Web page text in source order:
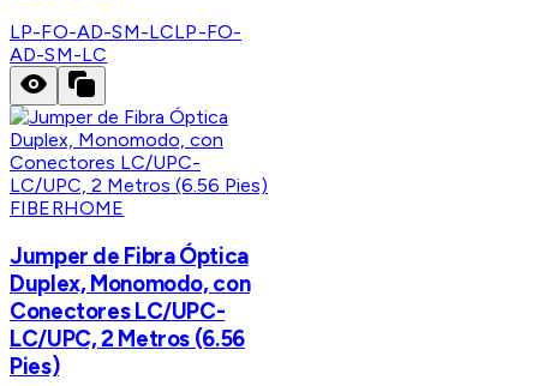
LP-FO-AD-SM-LCLP-FO-
AD-SM-LC
FIBERHOME
Jumper de Fibra Óptica
Duplex, Monomodo, con
Conectores LC/UPC-
LC/UPC, 2 Metros (6.56
Pies)